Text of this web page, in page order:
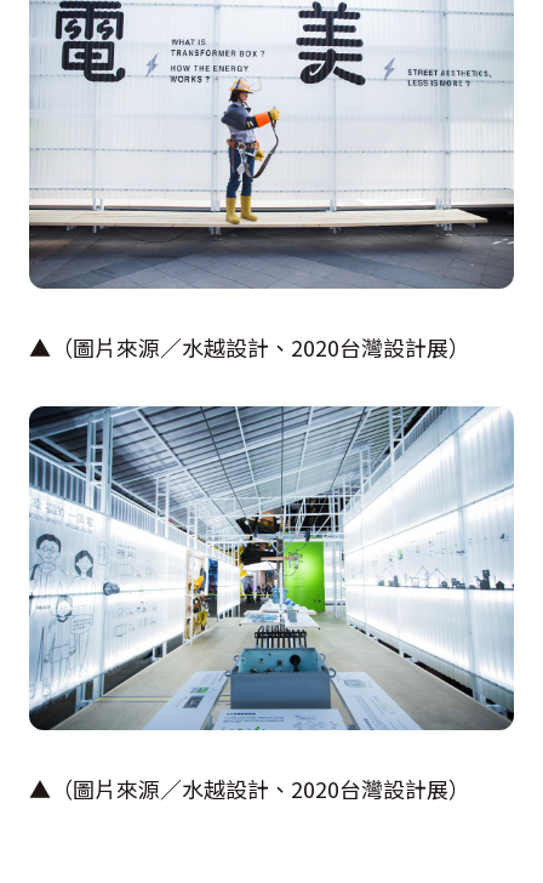
▲（圖片來源／水越設計、 2020台灣設計展）
▲（圖片來源／水越設計、 2020台灣設計展）